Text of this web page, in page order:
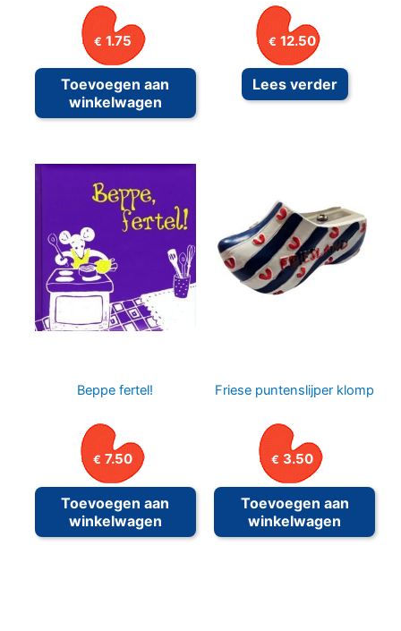
€ 1.75
Toevoegen aan
winkelwagen
€ 12.50
Lees verder
Beppe fertel!
€ 7.50
Toevoegen aan
winkelwagen
Friese puntenslijper klomp
€ 3.50
Toevoegen aan
winkelwagen